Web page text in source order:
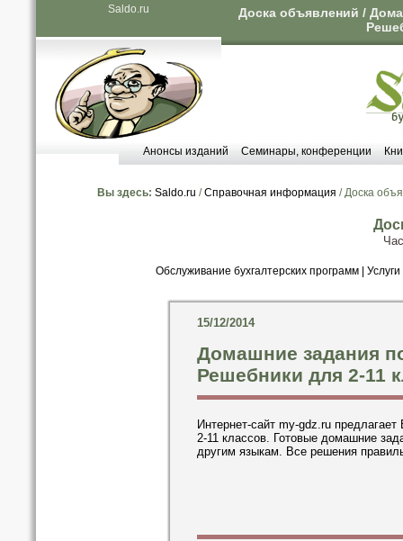
Saldo.ru
Доска объявлений /
Анонсы изданий Семинары, конференции
Вы здесь: Saldo.ru /Справочная информация / Доска
Обслуживание бухгалтерских программ
15/12/2014
Домашние задания
Решебники для 2-11
Интернет-сайт my-gdz.ru
2-11 классов. Готовые домашние
другим языкам. Все решения